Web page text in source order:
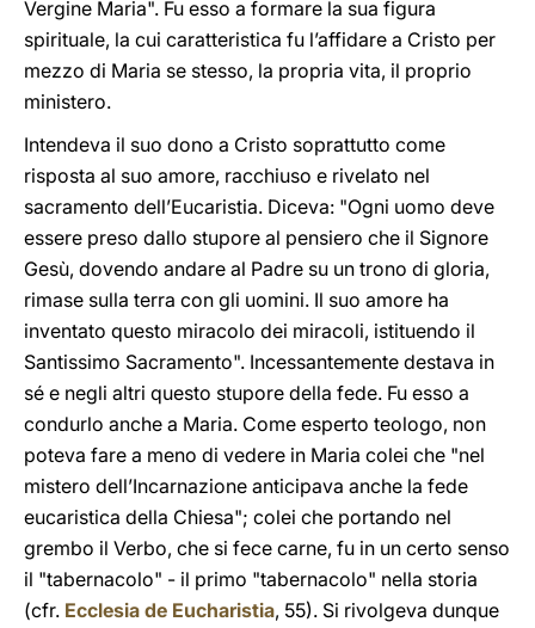
Vergine Maria". Fu esso a formare la sua figura
spirituale, la cui caratteristica fu l’affidare a Cristo per
mezzo di Maria se stesso, la propria vita, il proprio
ministero.
Intendeva il suo dono a Cristo soprattutto come
risposta al suo amore, racchiuso e rivelato nel
sacramento dell’Eucaristia. Diceva: "Ogni uomo deve
essere preso dallo stupore al pensiero che il Signore
Gesù, dovendo andare al Padre su un trono di gloria,
rimase sulla terra con gli uomini. Il suo amore ha
inventato questo miracolo dei miracoli, istituendo il
Santissimo Sacramento". Incessantemente destava in
sé e negli altri questo stupore della fede. Fu esso a
condurlo anche a Maria. Come esperto teologo, non
poteva fare a meno di vedere in Maria colei che "nel
mistero dell’Incarnazione anticipava anche la fede
eucaristica della Chiesa"; colei che portando nel
grembo il Verbo, che si fece carne, fu in un certo senso
il "tabernacolo" - il primo "tabernacolo" nella storia
(cfr. Ecclesia de Eucharistia, 55). Si rivolgeva dunque